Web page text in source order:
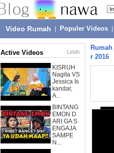
Video Rumah Populer Videos
Active Videos Lebih
KISRUH
Nagita VS
Jessica Is
kandar,
A...
BINTANG
EMON D
ARI GA S
ENGAJA
SAMPE
N...
Rumah
r 2016